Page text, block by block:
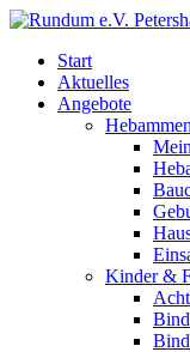
Start
Aktuelles
Angebote
Kinder &